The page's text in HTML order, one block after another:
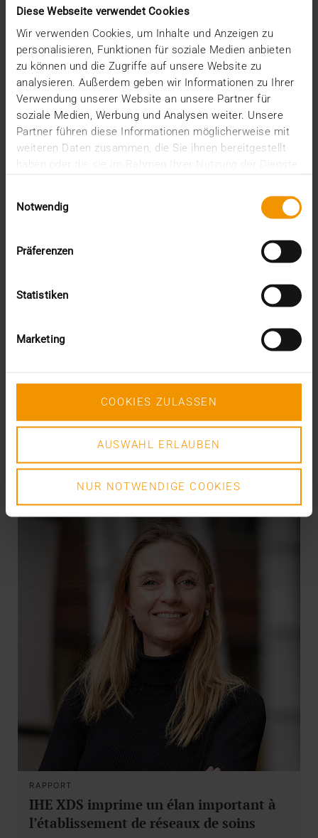
Diese Webseite verwendet Cookies
Wir verwenden Cookies, um Inhalte und Anzeigen zu
personalisieren, Funktionen für soziale Medien anbieten
zu können und die Zugriffe auf unsere Website zu
analysieren. Außerdem geben wir Informationen zu Ihrer
Verwendung unserer Website an unsere Partner für
soziale Medien, Werbung und Analysen weiter. Unsere
Partner führen diese Informationen möglicherweise mit
weiteren Daten zusammen, die Sie ihnen bereitgestellt
Notwendig
Präferenzen
Statistiken
Marketing
COOKIES ZULASSEN
AUSWAHL ERLAUBEN
NUR NOTWENDIGE COOKIES
RAPPORT
IHE XDS imprime un élan important à
l’établissement de réseaux de soins